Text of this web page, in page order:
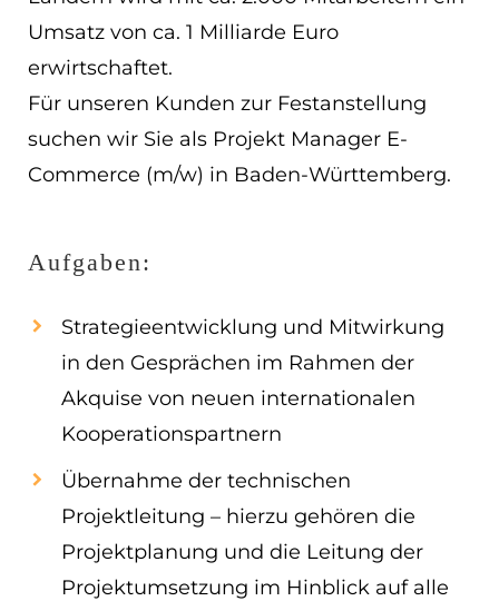
EN
Umsatz von ca. 1 Milliarde Euro
erwirtschaftet.
Für unseren Kunden zur Festanstellung
suchen wir Sie als Projekt Manager E-
Commerce (m/w) in Baden-Württemberg.
Aufgaben:
Strategieentwicklung und Mitwirkung
in den Gesprächen im Rahmen der
Akquise von neuen internationalen
Kooperationspartnern
Übernahme der technischen
Projektleitung – hierzu gehören die
Projektplanung und die Leitung der
Projektumsetzung im Hinblick auf alle